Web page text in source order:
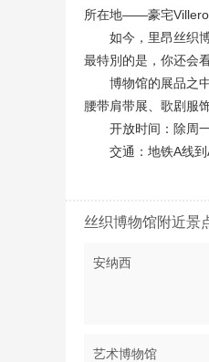
所在地——豪宅
如今，里昂丝织
最特別的是，你还会
博物馆的展品之
腰带肩带展、歌剧服
开放时间：除周
交通：地铁A线
丝织博物馆附近景
安纳西
艺术博物馆